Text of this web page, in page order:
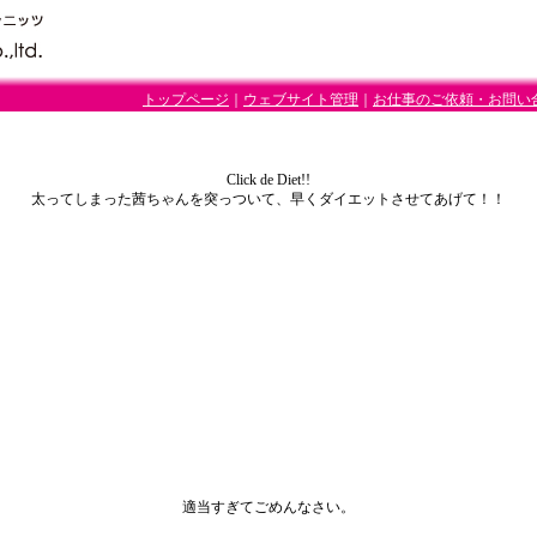
トップページ ウェブサイト管理 お仕事のご依頼・お問い
Click de Diet!!
太ってしまった茜ちゃんを突っついて、早くダイエットさせてあげて！！
適当すぎてごめんなさい。